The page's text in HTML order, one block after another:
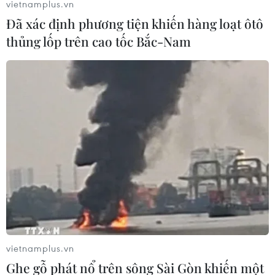
Forlan giành danh hiệu Quả bóng
vàng World Cup
12/07/2010 00:31
Iniesta đưa Tây Ban Nha lần đầu lên
11/07/2010 21:18
Cơ hội "đổi đời" cho quốc gia vô địch
World Cup
11/07/2010 14:33
vietnamplus.vn
Đã xác định phương tiện khiến hàng loạt ôtô
thủng lốp trên cao tốc Bắc-Nam
vietnamplus.vn
Ghe gỗ phát nổ trên sông Sài Gòn khiến một